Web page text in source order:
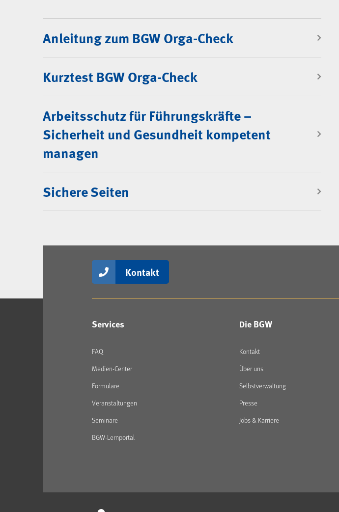
Anleitung zum BGW Orga-Check
Kurztest BGW Orga-Check
Arbeitsschutz für Führungskräfte –
Sicherheit und Gesundheit kompetent
managen
Sichere Seiten
Kontakt
Services
FAQ
Medien-Center
Formulare
Veranstaltungen
Seminare
BGW-Lernportal
Die BGW
Kontakt
Über uns
Selbstverwaltung
Presse
Jobs & Karriere